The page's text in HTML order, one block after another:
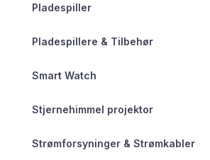
Pladespiller
Pladespillere & Tilbehør
Smart Watch
Stjernehimmel projektor
Strømforsyninger & Strømkabler